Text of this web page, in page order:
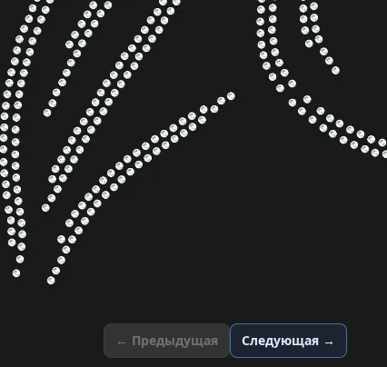
← Предыдущая Следующая →